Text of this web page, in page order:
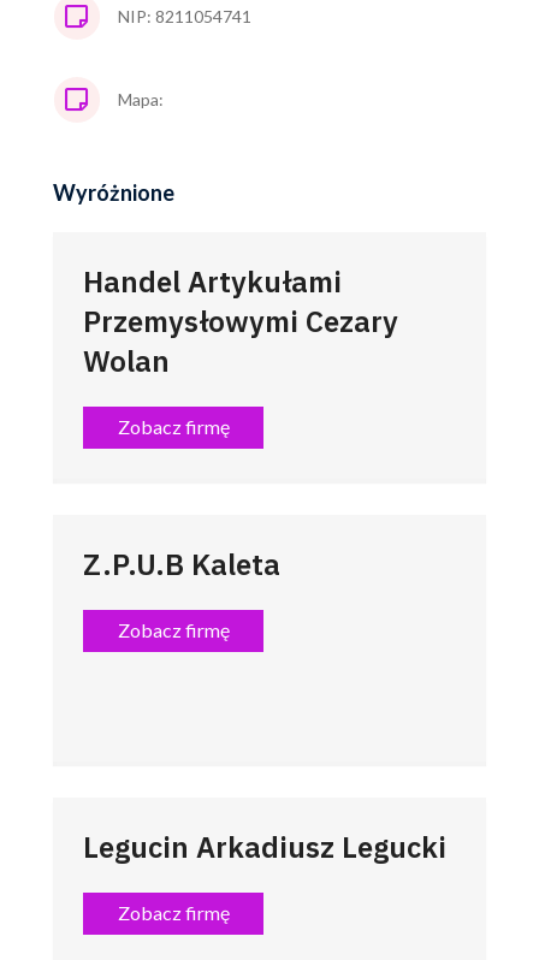
NIP: 8211054741
Mapa:
Wyróżnione
Handel Artykułami
Przemysłowymi Cezary
Wolan
Zobacz firmę
Z.P.U.B Kaleta
Zobacz firmę
Legucin Arkadiusz Legucki
Zobacz firmę